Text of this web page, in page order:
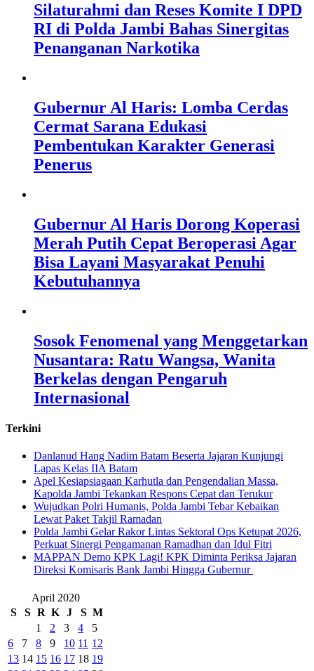
Silaturahmi dan Reses Komite I DPD
RI di Polda Jambi Bahas Sinergitas
Penanganan Narkotika
Gubernur Al Haris: Lomba Cerdas
Cermat Sarana Edukasi
Pembentukan Karakter Generasi
Penerus
Gubernur Al Haris Dorong Koperasi
Merah Putih Cepat Beroperasi Agar
Bisa Layani Masyarakat Penuhi
Kebutuhannya
Sosok Fenomenal yang Menggetarkan
Nusantara: Ratu Wangsa, Wanita
Berkelas dengan Pengaruh
Internasional
Terkini
Danlanud Hang Nadim Batam Beserta Jajaran Kunjungi
Lapas Kelas IIA Batam
Apel Kesiapsiagaan Karhutla dan Pengendalian Massa,
Kapolda Jambi Tekankan Respons Cepat dan Terukur
Wujudkan Polri Humanis, Polda Jambi Tebar Kebaikan
Lewat Paket Takjil Ramadan
Polda Jambi Gelar Rakor Lintas Sektoral Ops Ketupat 2026,
Perkuat Sinergi Pengamanan Ramadhan dan Idul Fitri
‎MAPPAN Demo KPK Lagi! KPK Diminta Periksa Jajaran
Direksi Komisaris Bank Jambi Hingga Gubernur ‎
April 2020
S
S R K J S M
1
2 3 4
5
6
7 8 9 10 11 12
13 14 15 16 17 18 19